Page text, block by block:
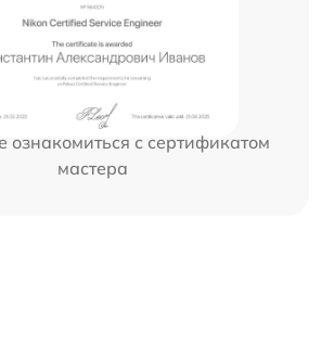
ознакомиться с сертификатом
мастера